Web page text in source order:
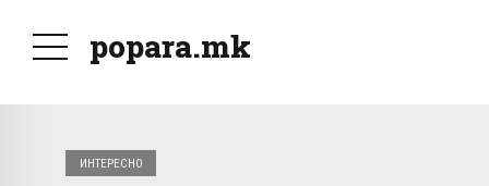
popara.mk
ИНТЕРЕСНО